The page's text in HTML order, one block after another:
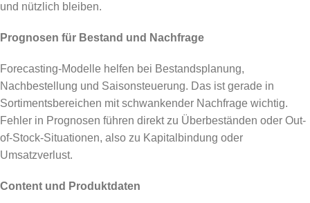
und nützlich bleiben.
Prognosen für Bestand und Nachfrage
Forecasting-Modelle helfen bei Bestandsplanung,
Nachbestellung und Saisonsteuerung. Das ist gerade in
Sortimentsbereichen mit schwankender Nachfrage wichtig.
Fehler in Prognosen führen direkt zu Überbeständen oder Out-
of-Stock-Situationen, also zu Kapitalbindung oder
Umsatzverlust.
Content und Produktdaten